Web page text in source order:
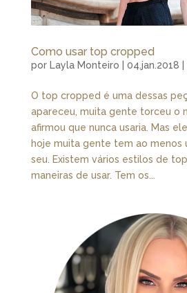
Como usar top cropped
por Layla Monteiro 04.jan.2018
O top cropped é uma dessas
apareceu, muita gente torceu o
afirmou que nunca usaria. Mas
hoje muita gente tem ao menos
seu. Existem vários estilos de
maneiras de usar. Tem os...